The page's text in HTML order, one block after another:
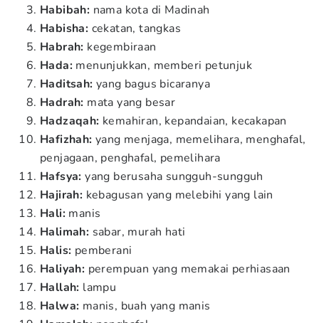
Habibah: nama kota di Madinah
Habisha: cekatan, tangkas
Habrah: kegembiraan
Hada: menunjukkan, memberi petunjuk
Haditsah: yang bagus bicaranya
Hadrah: mata yang besar
Hadzaqah: kemahiran, kepandaian, kecakapan
Hafizhah: yang menjaga, memelihara, menghafal,
penjagaan, penghafal, pemelihara
Hafsya: yang berusaha sungguh-sungguh
Hajirah: kebagusan yang melebihi yang lain
Hali: manis
Halimah: sabar, murah hati
Halis: pemberani
Haliyah: perempuan yang memakai perhiasaan
Hallah: lampu
Halwa: manis, buah yang manis